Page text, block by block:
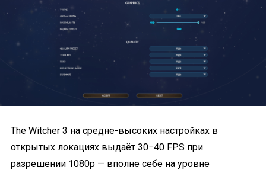
The Witcher 3 на средне-высоких настройках в
открытых локациях выдаёт 30−40 FPS при
разрешении 1080p — вполне себе на уровне